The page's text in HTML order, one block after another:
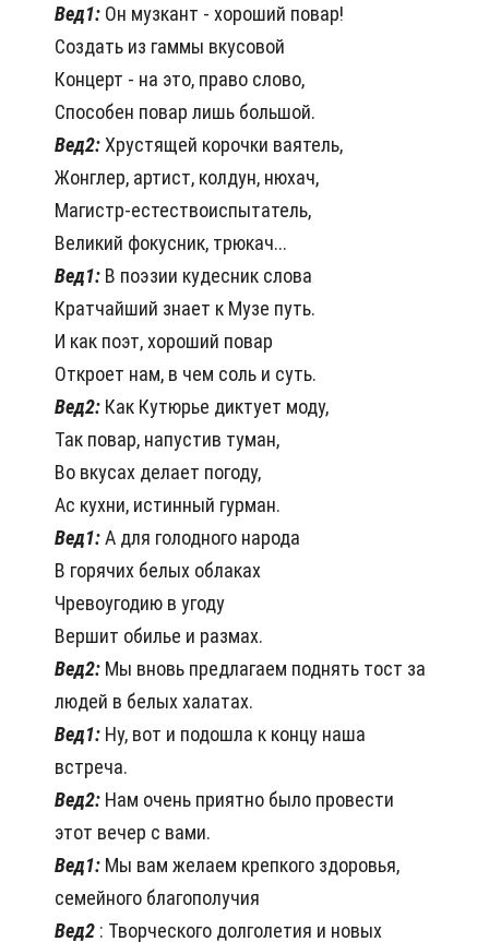
Вед1: Он музкант - хороший повар!
Создать из гаммы вкусовой
Концерт - на это, право слово,
Способен повар лишь большой.
Вед2: Хрустящей корочки ваятель,
Жонглер, артист, колдун, нюхач,
Магистр-естествоиспытатель,
Великий фокусник, трюкач...
Вед1: В поэзии кудесник слова
Кратчайший знает к Музе путь.
И как поэт, хороший повар
Откроет нам, в чем соль и суть.
Вед2: Как Кутюрье диктует моду,
Так повар, напустив туман,
Во вкусах делает погоду,
Ас кухни, истинный гурман.
Вед1:А для голодного народа
В горячих белых облаках
Чревоугодию в угоду
Вершит обилье и размах.
Вед2: Мы вновь предлагаем поднять тост за
людей в белых халатах.
Вед1: Ну, вот и подошла к концу наша
встреча.
Вед2: Нам очень приятно было провести
этот вечер с вами.
Вед1: Мы вам желаем крепкого здоровья,
семейного благополучия
Вед2 : Творческого долголетия и новых